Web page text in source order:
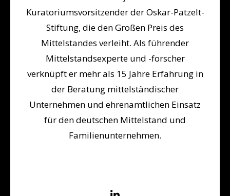
Kuratoriumsvorsitzender der Oskar-Patzelt-
Stiftung, die den Großen Preis des
Mittelstandes verleiht. Als führender
Mittelstandsexperte und -forscher
verknüpft er mehr als 15 Jahre Erfahrung in
der Beratung mittelständischer
Unternehmen und ehrenamtlichen Einsatz
für den deutschen Mittelstand und
Familienunternehmen.